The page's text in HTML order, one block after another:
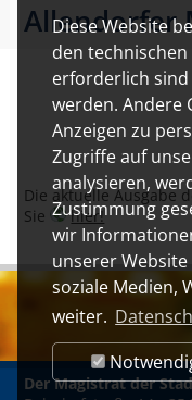
Diese Website
den
erforderlich
werden. Andere
Anzeigen zu
Zugriffe auf
analysieren,
Zustimmung
wir
unserer
soziale Medien,
weiter.
Allendorfer
Die aktuelle Ausgabe
Sie
hier!
Der Magistrat der